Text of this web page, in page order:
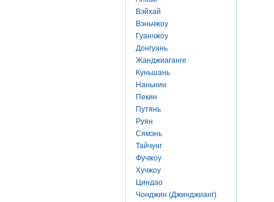
Вэйхай
Вэньчжоу
Гуанчжоу
Донгуань
Жанджиаганге
Куньшань
Наньнин
Пекин
Путянь
Руян
Сямэнь
Тайчунг
Фучжоу
Хучжоу
Циндао
Чонджин (Джинджианг)